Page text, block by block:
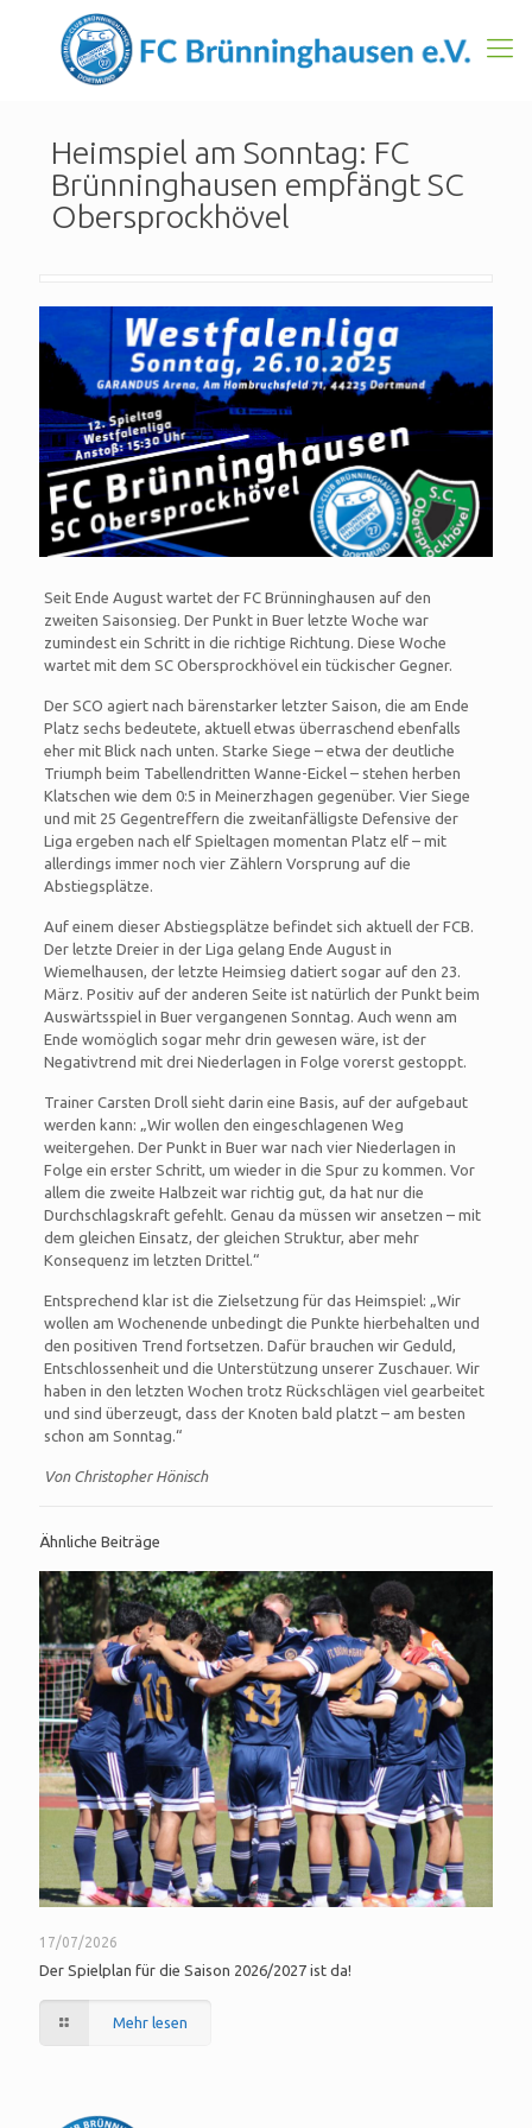
Heimspiel am Sonntag: FC
Brünninghausen empfängt SC
Obersprockhövel
Seit Ende August wartet der FC Brünninghausen auf den
zweiten Saisonsieg. Der Punkt in Buer letzte Woche war
zumindest ein Schritt in die richtige Richtung. Diese Woche
wartet mit dem SC Obersprockhövel ein tückischer Gegner.
Der SCO agiert nach bärenstarker letzter Saison, die am Ende
Platz sechs bedeutete, aktuell etwas überraschend ebenfalls
eher mit Blick nach unten. Starke Siege – etwa der deutliche
Triumph beim Tabellendritten Wanne-Eickel – stehen herben
Klatschen wie dem 0:5 in Meinerzhagen gegenüber. Vier Siege
und mit 25 Gegentreffern die zweitanfälligste Defensive der
Liga ergeben nach elf Spieltagen momentan Platz elf – mit
allerdings immer noch vier Zählern Vorsprung auf die
Abstiegsplätze.
Auf einem dieser Abstiegsplätze befindet sich aktuell der FCB.
Der letzte Dreier in der Liga gelang Ende August in
Wiemelhausen, der letzte Heimsieg datiert sogar auf den 23.
März. Positiv auf der anderen Seite ist natürlich der Punkt beim
Auswärtsspiel in Buer vergangenen Sonntag. Auch wenn am
Ende womöglich sogar mehr drin gewesen wäre, ist der
Negativtrend mit drei Niederlagen in Folge vorerst gestoppt.
Trainer Carsten Droll sieht darin eine Basis, auf der aufgebaut
werden kann: „Wir wollen den eingeschlagenen Weg
weitergehen. Der Punkt in Buer war nach vier Niederlagen in
Folge ein erster Schritt, um wieder in die Spur zu kommen. Vor
allem die zweite Halbzeit war richtig gut, da hat nur die
Durchschlagskraft gefehlt. Genau da müssen wir ansetzen – mit
dem gleichen Einsatz, der gleichen Struktur, aber mehr
Konsequenz im letzten Drittel.“
Entsprechend klar ist die Zielsetzung für das Heimspiel: „Wir
wollen am Wochenende unbedingt die Punkte hierbehalten und
den positiven Trend fortsetzen. Dafür brauchen wir Geduld,
Entschlossenheit und die Unterstützung unserer Zuschauer. Wir
haben in den letzten Wochen trotz Rückschlägen viel gearbeitet
und sind überzeugt, dass der Knoten bald platzt – am besten
schon am Sonntag.“
Von Christopher Hönisch
Ähnliche Beiträge
17/07/2026
Der Spielplan für die Saison 2026/2027 ist da!
Mehr lesen